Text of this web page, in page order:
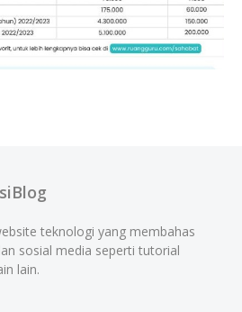
teknologi yang membahas
sosial media seperti tutorial
lain.